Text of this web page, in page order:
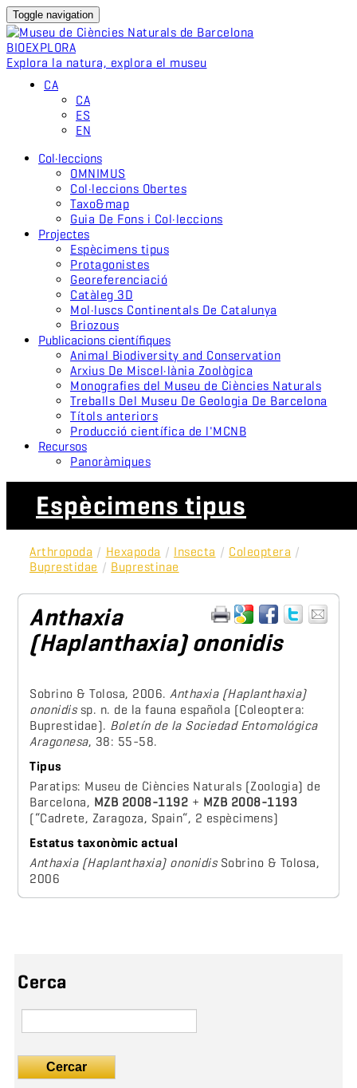
Toggle navigation
BIOEXPLORA
Explora la natura, explora el museu
CA
CA
ES
EN
Col·leccions
OMNIMUS
Col·leccions Obertes
Taxo&map
Guia De Fons i Col·leccions
Projectes
Espècimens tipus
Protagonistes
Georeferenciació
Catàleg 3D
Mol·luscs Continentals De Catalunya
Briozous
Publicacions científiques
Animal Biodiversity and Conservation
Arxius De Miscel·lània Zoològica
Monografies del Museu de Ciències Naturals
Treballs Del Museu De Geologia De Barcelona
Títols anteriors
Producció científica de l'MCNB
Recursos
Panoràmiques
Espècimens tipus
Arthropoda / Hexapoda / Insecta / Coleoptera /
Buprestidae / Buprestinae
Anthaxia
(Haplanthaxia) ononidis
Sobrino & Tolosa, 2006. Anthaxia (Haplanthaxia)
ononidissp. n. de la fauna española (Coleoptera:
Buprestidae). Boletín de la Sociedad Entomológica
Aragonesa, 38: 55-58.
Tipus
Paratips: Museu de Ciències Naturals (Zoologia) de
Barcelona, MZB 2008-1192 + MZB 2008-1193
(“Cadrete, Zaragoza, Spain“, 2 espècimens)
Estatus taxonòmic actual
Anthaxia (Haplanthaxia) ononidisSobrino & Tolosa,
2006
Cerca
Cercar